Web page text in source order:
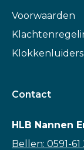
Voorwaarden
Contact
HLB Nannen
Bellen: 0591-61